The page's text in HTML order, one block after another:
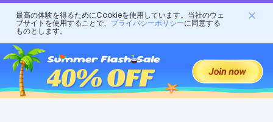
最高の体験を得るためにCookieを使用しています。当社のウェ
ブサイトを使用することで、 プライバシーポリシーに同意する
ものとします。